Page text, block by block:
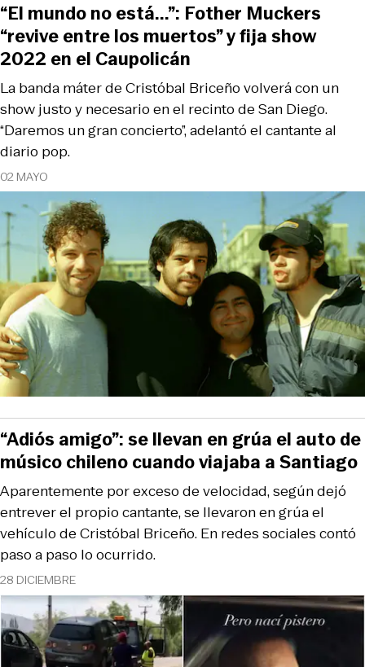
02 MAYO
La banda máter de Cristóbal Briceño volverá con un
show justo y necesario en el recinto de San Diego.
“Daremos un gran concierto”, adelantó el cantante al
diario pop.
“El mundo no está...”: Fother Muckers
“revive entre los muertos” y fija show
2022 en el Caupolicán
28 DICIEMBRE
Aparentemente por exceso de velocidad, según dejó
entrever el propio cantante, se llevaron en grúa el
vehículo de Cristóbal Briceño. En redes sociales contó
paso a paso lo ocurrido.
“Adiós amigo”: se llevan en grúa el auto de
músico chileno cuando viajaba a Santiago